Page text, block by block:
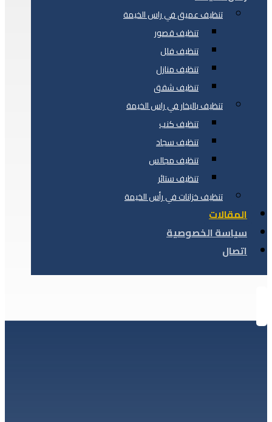
تنظيف عميق في راس الخيمة
تنظيف قصور
تنظيف فلل
تنظيف منازل
تنظيف شقق
تنظيف بالبخار في راس الخيمة
تنظيف كنب
تنظيف سجاد
تنظيف مجالس
تنظيف ستائر
تنظيف خزانات في رأس الخيمة
المقالات
سياسة الخصوصية
اتصال